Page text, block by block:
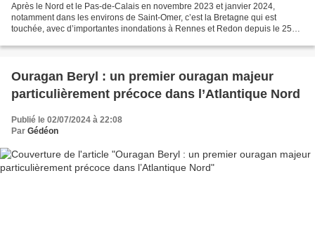
Après le Nord et le Pas-de-Calais en novembre 2023 et janvier 2024,
notamment dans les environs de Saint-Omer, c’est la Bretagne qui est
touchée, avec d’importantes inondations à Rennes et Redon depuis le 25
Ouragan Beryl : un premier ouragan majeur
particulièrement précoce dans l’Atlantique Nord
Publié le 02/07/2024 à 22:08
Par Gédéon